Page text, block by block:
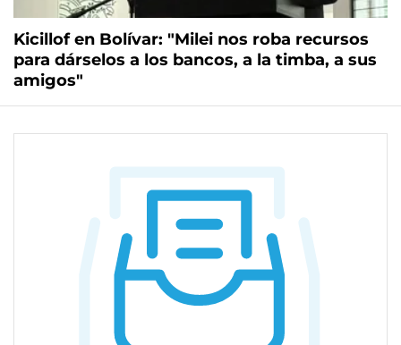
Kicillof en Bolívar: "Milei nos roba recursos
para dárselos a los bancos, a la timba, a sus
amigos"